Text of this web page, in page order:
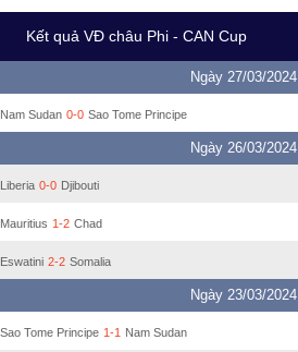
Kết quả VĐ châu Phi - CAN Cup
Ngày 27/03/2024
Nam Sudan 0-0 Sao Tome Principe
Ngày 26/03/2024
Liberia 0-0 Djibouti
Mauritius 1-2 Chad
Eswatini 2-2 Somalia
Ngày 23/03/2024
Sao Tome Principe 1-1 Nam Sudan